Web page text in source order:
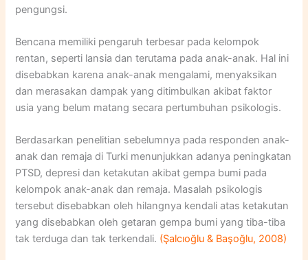
pengungsi.
Bencana memiliki pengaruh terbesar pada kelompok
rentan, seperti lansia dan terutama pada anak-anak. Hal ini
disebabkan karena anak-anak mengalami, menyaksikan
dan merasakan dampak yang ditimbulkan akibat faktor
usia yang belum matang secara pertumbuhan psikologis.
Berdasarkan penelitian sebelumnya pada responden anak-
anak dan remaja di Turki menunjukkan adanya peningkatan
PTSD, depresi dan ketakutan akibat gempa bumi pada
kelompok anak-anak dan remaja. Masalah psikologis
tersebut disebabkan oleh hilangnya kendali atas ketakutan
yang disebabkan oleh getaran gempa bumi yang tiba-tiba
tak terduga dan tak terkendali. (Şalcıoğlu & Başoğlu, 2008)